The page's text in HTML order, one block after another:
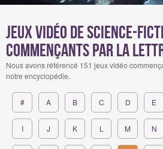
Jeux Vidéo de science-
commençants par la
Nous avons référencé 151 jeux vidéo
notre encyclopédie.
# A B C D E
I J K L M N